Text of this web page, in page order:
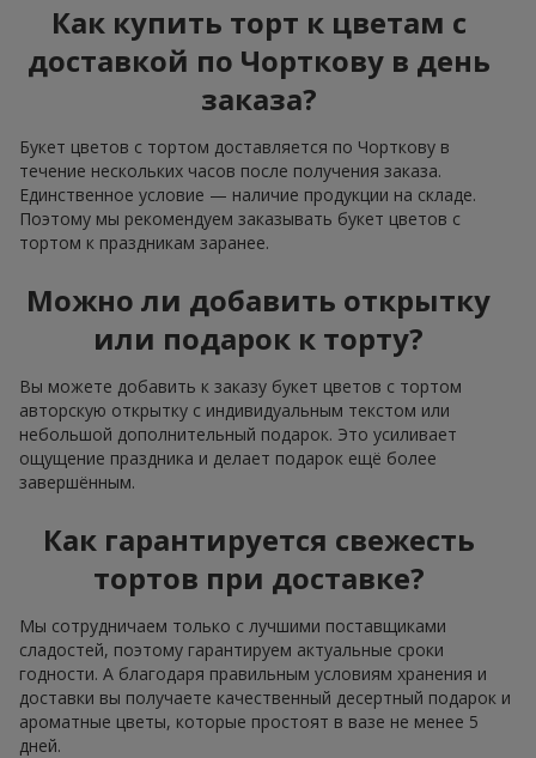
Как купить торт к цветам с
доставкой по Чорткову в день
заказа?
Букет цветов с тортом доставляется по Чорткову в
течение нескольких часов после получения заказа.
Единственное условие — наличие продукции на складе.
Поэтому мы рекомендуем заказывать букет цветов с
тортом к праздникам заранее.
Можно ли добавить открытку
или подарок к торту?
Вы можете добавить к заказу букет цветов с тортом
авторскую открытку с индивидуальным текстом или
небольшой дополнительный подарок. Это усиливает
ощущение праздника и делает подарок ещё более
завершённым.
Как гарантируется свежесть
тортов при доставке?
Мы сотрудничаем только с лучшими поставщиками
сладостей, поэтому гарантируем актуальные сроки
годности. А благодаря правильным условиям хранения и
доставки вы получаете качественный десертный подарок и
ароматные цветы, которые простоят в вазе не менее 5
дней.